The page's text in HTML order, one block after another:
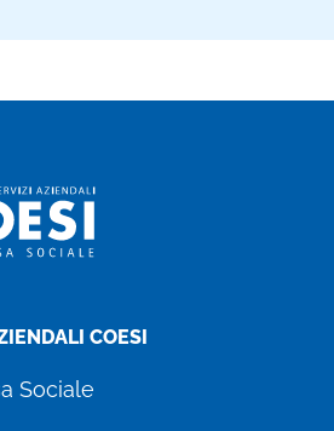
COESI
Sociale